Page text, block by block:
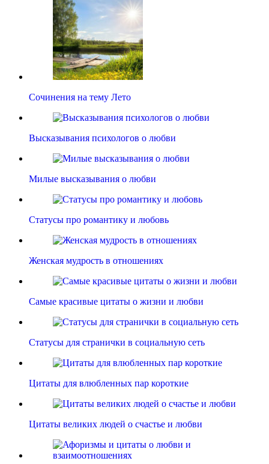
Сочинения на тему Лето
Высказывания психологов о любви
Милые высказывания о любви
Статусы про романтику и любовь
Женская мудрость в отношениях
Самые красивые цитаты о жизни и любви
Статусы для странички в социальную сеть
Цитаты для влюбленных пар короткие
Цитаты великих людей о счастье и любви